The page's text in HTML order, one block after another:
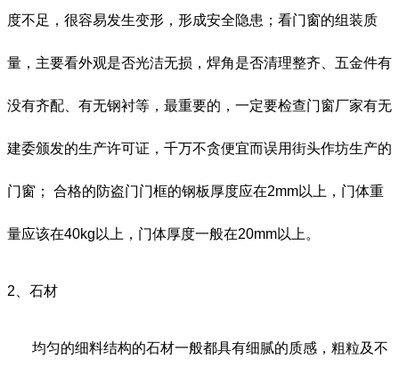
度不足，很容易发生变形，形成安全隐患；看门窗的组装质
量，主要看外观是否光洁无损，焊角是否清理整齐、五金件有
没有齐配、有无钢衬等，最重要的，一定要检查门窗厂家有无
建委颁发的生产许可证，千万不贪便宜而误用街头作坊生产的
门窗； 合格的防盗门门框的钢板厚度应在2mm以上，门体重
量应该在40kg以上，门体厚度一般在20mm以上。
2 、石材
均匀的细料结构的石材一般都具有细腻的质感，粗粒及不